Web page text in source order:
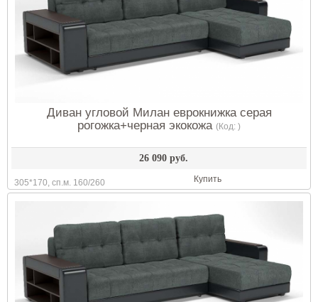
Диван угловой Милан еврокнижка серая
рогожка+черная экокожа (Код: )
26 090 руб.
305*170, сп.м. 160/260 Купить